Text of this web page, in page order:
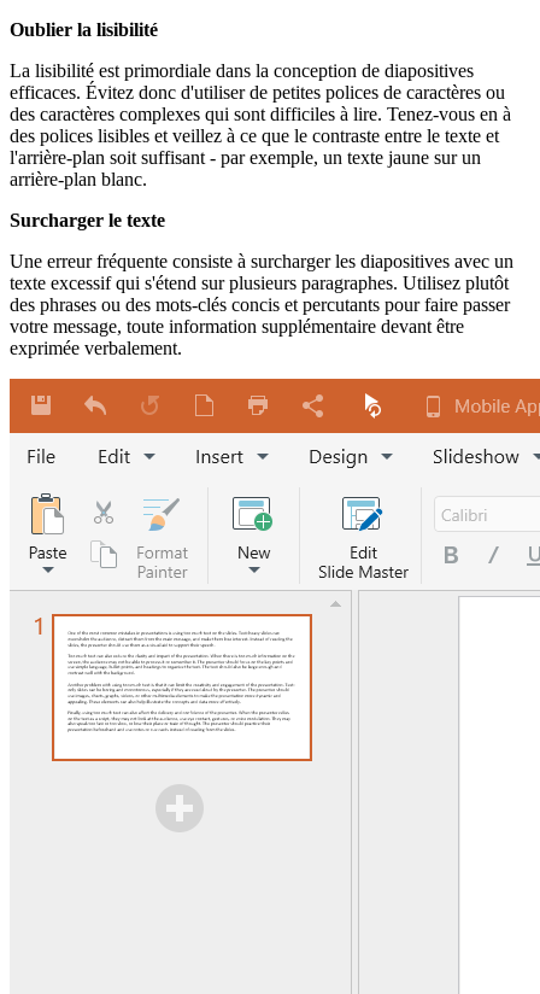
Oublier la lisibilité
La lisibilité est primordiale dans la conception de diapositives
efficaces. Évitez donc d'utiliser de petites polices de caractères ou
des caractères complexes qui sont difficiles à lire. Tenez-vous en à
des polices lisibles et veillez à ce que le contraste entre le texte et
l'arrière-plan soit suffisant - par exemple, un texte jaune sur un
arrière-plan blanc.
Surcharger le texte
Une erreur fréquente consiste à surcharger les diapositives avec un
texte excessif qui s'étend sur plusieurs paragraphes. Utilisez plutôt
des phrases ou des mots-clés concis et percutants pour faire passer
votre message, toute information supplémentaire devant être
exprimée verbalement.